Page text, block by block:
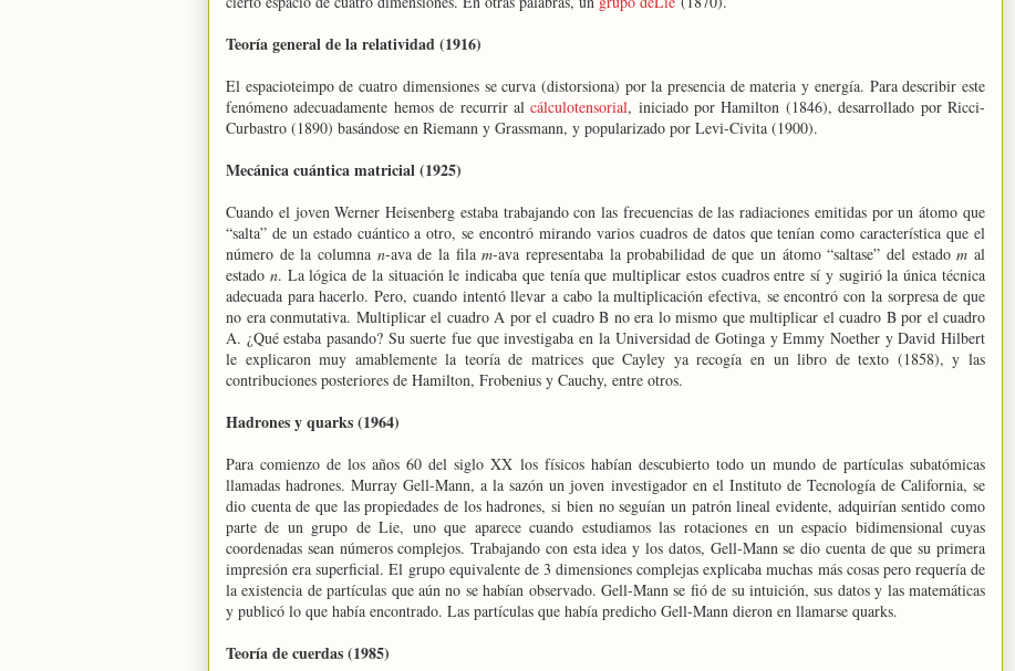
Teoría general de la relatividad (1916)
El espacioteimpo de cuatro dimensiones se curva (distorsiona) por la presencia de materia y energía. Para describir este
fenómeno adecuadamente hemos de recurrir alcálculotensorial, iniciado por Hamilton (1846), desarrollado por Ricci-
Curbastro (1890) basándose en Riemann y Grassmann, y popularizado por Levi-Civita (1900).
Mecánica cuántica matricial (1925)
Cuando el joven Werner Heisenberg estaba trabajando con las frecuencias de las radiaciones emitidas por un átomo que
“salta” de un estado cuántico a otro, se encontró mirando varios cuadros de datos que tenían como característica que el
número de la columna n-ava de la filam-ava representaba la probabilidad de que un átomo “saltase” del estadom al
estado n. La lógica de la situación le indicaba que tenía que multiplicar estos cuadros entre sí y sugirió la única técnica
adecuada para hacerlo. Pero, cuando intentó llevar a cabo la multiplicación efectiva, se encontró con la sorpresa de que
no era conmutativa. Multiplicar el cuadro A por el cuadro B no era lo mismo que multiplicar el cuadro B por el cuadro
A. ¿Qué estaba pasando? Su suerte fue que investigaba en la Universidad de Gotinga y Emmy Noether y David Hilbert
le explicaron muy amablemente la teoría de matrices que Cayley ya recogía en un libro de texto (1858), y las
contribuciones posteriores de Hamilton, Frobenius y Cauchy, entre otros.
Hadrones y quarks (1964)
Para comienzo de los años 60 del siglo XX los físicos habían descubierto todo un mundo de partículas subatómicas
llamadas hadrones. Murray Gell-Mann, a la sazón un joven investigador en el Instituto de Tecnología de California, se
dio cuenta de que las propiedades de los hadrones, si bien no seguían un patrón lineal evidente, adquirían sentido como
parte de un grupo de Lie, uno que aparece cuando estudiamos las rotaciones en un espacio bidimensional cuyas
coordenadas sean números complejos. Trabajando con esta idea y los datos, Gell-Mann se dio cuenta de que su primera
impresión era superficial. El grupo equivalente de 3 dimensiones complejas explicaba muchas más cosas pero requería de
la existencia de partículas que aún no se habían observado. Gell-Mann se fió de su intuición, sus datos y las matemáticas
y publicó lo que había encontrado. Las partículas que había predicho Gell-Mann dieron en llamarse quarks.
Teoría de cuerdas (1985)